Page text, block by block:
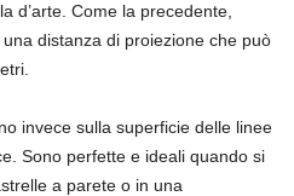
d’arte. Come la precedente,
distanza di proiezione che può
invece sulla superficie delle linee
Sono perfette e ideali quando si
a parete o in una